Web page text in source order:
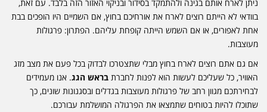
ניתן לארח אותם בגינה ולהתמקד בסידור ובניקוי האזור הזה בלבד. עם זאת,
בוודאי לא הייתם רוצים לארח את אורחיכם בחוץ, אם השמיים היו הופכים בבת
אחת לאפורים, או אם השמש הייתה קופחת עליהם. הפתרון: פרגולות
מעוצבות.
אם גם אתם רוצים לארח בחוץ מבלי שתצטרכו לבדוק בכל פעם את מצב מזג
האוויר, כל שעליכם לעשות הוא לפנות לחברת בראש הגג. אנו מעמידים
לבחירתכם מגוון רחב של פרגולות מעוצבות בגדלים ובסגנונות שונים, כך
שתוכלו להיות בטוחים שתמצאו את הפרגולה המושלמת עבורכם.